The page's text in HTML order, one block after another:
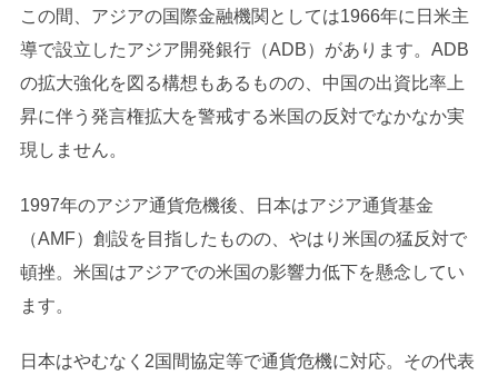
この間、アジアの国際金融機関としては1966年に日米主
導で設立したアジア開発銀行（ADB）があります。ADB
の拡大強化を図る構想もあるものの、中国の出資比率上
昇に伴う発言権拡大を警戒する米国の反対でなかなか実
現しません。
1997年のアジア通貨危機後、日本はアジア通貨基金
（AMF）創設を目指したものの、やはり米国の猛反対で
頓挫。米国はアジアでの米国の影響力低下を懸念してい
ます。
日本はやむなく2国間協定等で通貨危機に対応。その代表